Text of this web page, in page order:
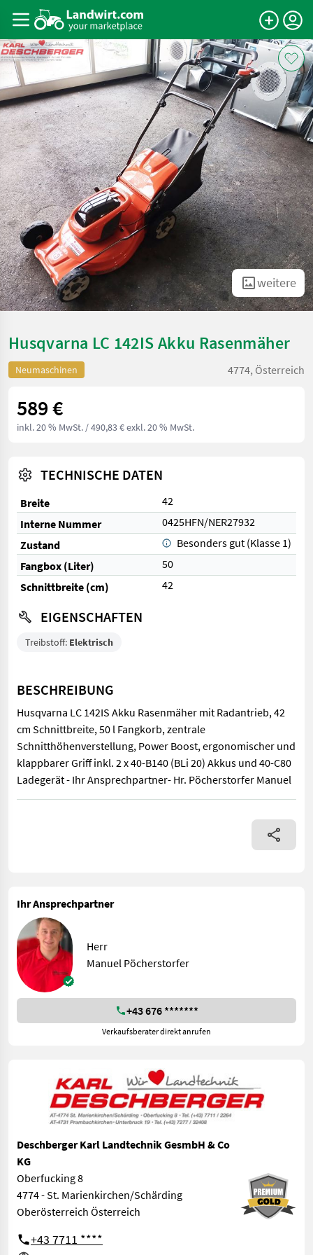
weitere
Husqvarna LC 142IS Akku Rasenmäher
Neumaschinen 4774, Österreich
589 €
inkl. 20 % MwSt. / 490,83 € exkl. 20 % MwSt.
TECHNISCHE DATEN
Breite
42
Interne Nummer
0425HFN/NER27932
Zustand
Besonders gut (Klasse 1)
Fangbox (Liter)
50
Schnittbreite (cm)
42
EIGENSCHAFTEN
Treibstoff: Elektrisch
BESCHREIBUNG
Husqvarna LC 142IS Akku Rasenmäher mit Radantrieb, 42
cm Schnittbreite, 50 l Fangkorb, zentrale
Schnitthöhenverstellung, Power Boost, ergonomischer und
klappbarer Griff inkl. 2 x 40-B140 (BLi 20) Akkus und 40-C80
Ladegerät - Ihr Ansprechpartner- Hr. Pöcherstorfer Manuel
Husqvarna LC 142IS Akku Rasenmäher mit Radantrieb, 42
Ihr Ansprechpartner
Herr
Manuel Pöcherstorfer
+43 676 *******
Verkaufsberater direkt anrufen
Deschberger Karl Landtechnik GesmbH & Co
KG
Oberfucking 8
4774 - St. Marienkirchen/Schärding
Oberösterreich Österreich
+43 7711 ****